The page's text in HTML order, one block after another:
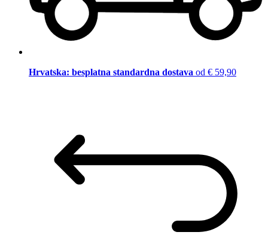
Hrvatska: besplatna standardna dostava od € 59,90